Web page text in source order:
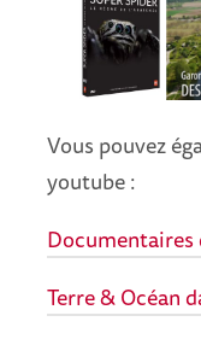
Vous pouvez
youtube :
Documentaires
Terre & Océan